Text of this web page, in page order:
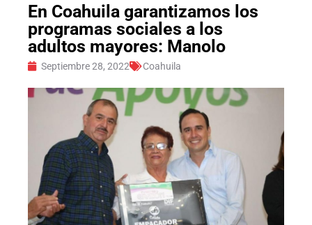
En Coahuila garantizamos los
programas sociales a los
adultos mayores: Manolo
Septiembre 28, 2022 Coahuila